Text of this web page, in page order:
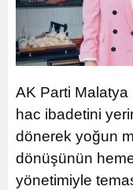
AK Parti
hac ibadetini
dönerek yoğun
dönüşünün
yönetimiyle